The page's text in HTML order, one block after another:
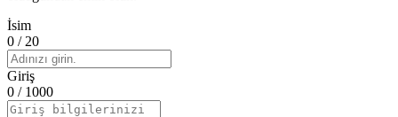
İsim
0 / 20
Giriş
0 / 1000